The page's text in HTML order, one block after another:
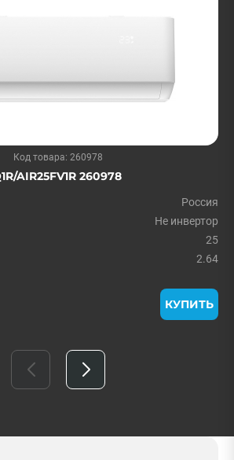
Код товара: 260978
AIR25FV1R 260978
Россия
Не инвертор
25
2.64
КУПИТЬ